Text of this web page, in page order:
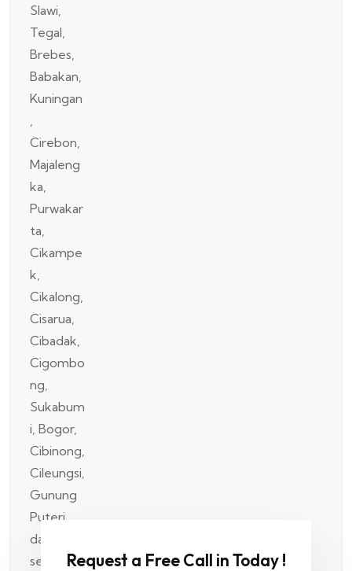
Request a Free Call in Today !